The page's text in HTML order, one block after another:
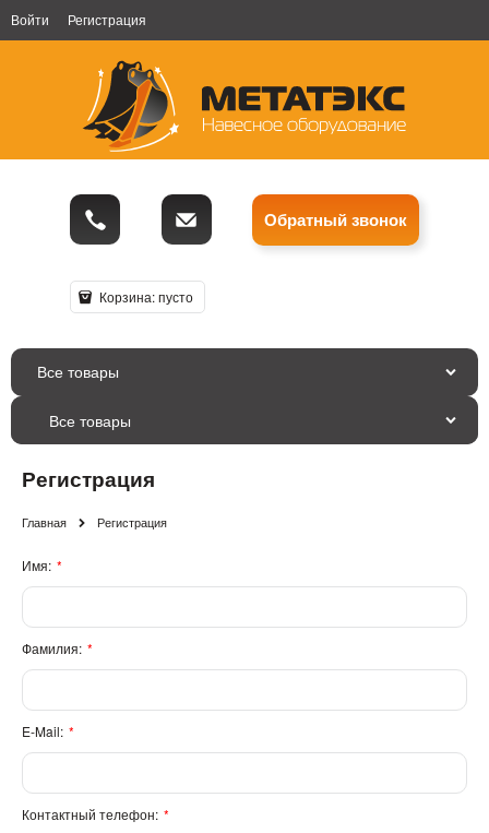
Войти Регистрация
Обратный звонок
Корзина:пусто
Все товары
Регистрация
Главная Регистрация
Имя:
Фамилия:
E-Mail:
Контактный телефон: